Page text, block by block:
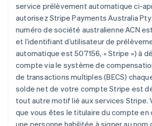
service prélèvement automatique ci-
autorisez Stripe Payments Australia
numéro de société australienne ACN
et l’identifiant d’utilisateur de
automatique est 507156, « Stripe ») à
compte via le système de
de transactions multiples (BECS)
solde net de votre compte Stripe est
tout autre motif lié aux services Stripe.
que vous êtes le titulaire du compte en